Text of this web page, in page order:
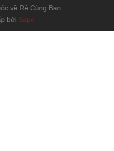
về Rẻ Cùng Bạn
bởi Sapo